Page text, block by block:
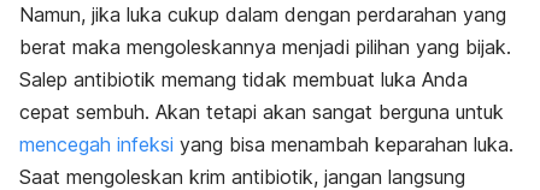
Namun, jika luka cukup dalam dengan perdarahan yang
berat maka mengoleskannya menjadi pilihan yang bijak.
Salep antibiotik memang tidak membuat luka Anda
cepat sembuh. Akan tetapi akan sangat berguna untuk
mencegah infeksi yang bisa menambah keparahan luka.
Saat mengoleskan krim antibiotik, jangan langsung